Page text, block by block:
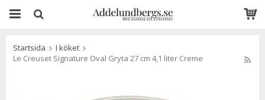
Startsida
I köket
Le Creuset Signature Oval Gryta 27 cm 4,1 liter Creme